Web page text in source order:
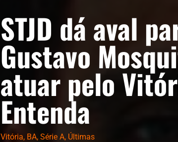
STJD dá aval
Gustavo
atuar pelo
Entenda
Vitória, BA, Série A, Últimas